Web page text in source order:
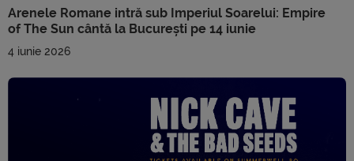
Arenele Romane intră sub Imperiul Soarelui: Empire
of The Sun cântă la București pe 14 iunie
4 iunie 2026